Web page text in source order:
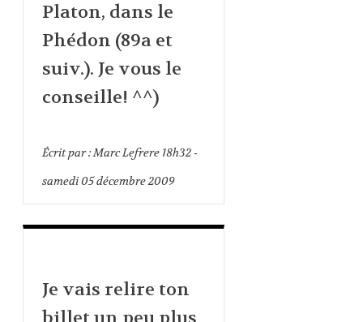
Platon, dans le
Phédon (89a et
suiv.). Je vous le
conseille! ^^)
Écrit par :Marc Lefrere 18h32-
samedi 05décembre 2009
Je vais relire ton